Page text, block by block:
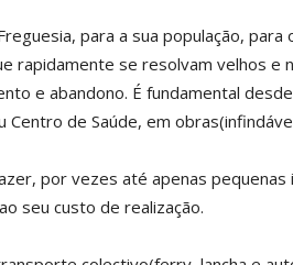
para a sua população,
rapidamente se resolvam velhos e
e abandono. É fundamental
de Saúde, em
por vezes até apenas
seu custo de realização.